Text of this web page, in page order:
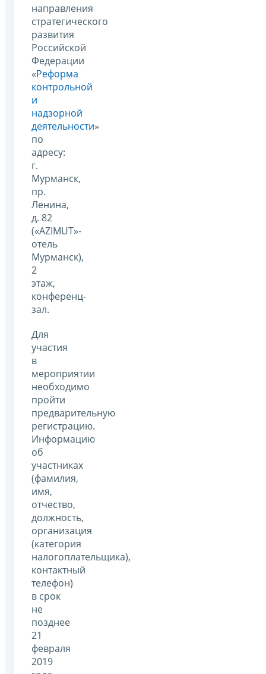
направления
стратегического
развития
Российской
Федерации
«Реформа
контрольной
и
надзорной
деятельности»
по
адресу:
г.
Мурманск,
пр.
Ленина,
д. 82
(«AZIMUT»-
отель
Мурманск),
2
этаж,
конференц-
зал.
Для
участия
в
мероприятии
необходимо
пройти
предварительную
регистрацию.
Информацию
об
участниках
(фамилия,
имя,
отчество,
должность,
организация
(категория
налогоплательщика),
контактный
телефон)
в срок
не
позднее
21
февраля
2019